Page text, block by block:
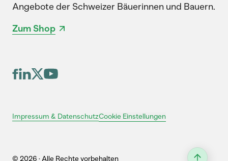
Angebote der Schweizer Bäuerinnen und Bauern.
Zum Shop
Impressum & DatenschutzCookie Einstellungen
© 2026 · Alle Rechte vorbehalten